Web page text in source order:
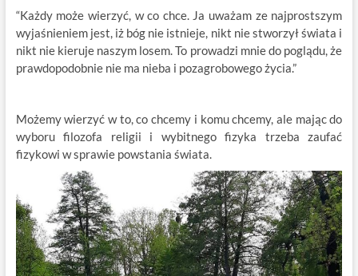
“Każdy może wierzyć, w co chce. Ja uważam ze najprostszym
wyjaśnieniem jest, iż bóg nie istnieje, nikt nie stworzył świata i
nikt nie kieruje naszym losem. To prowadzi mnie do poglądu, że
prawdopodobnie nie ma nieba i pozagrobowego życia.”
Możemy wierzyć w to, co chcemy i komu chcemy, ale mając do
wyboru filozofa religii i wybitnego fizyka trzeba zaufać
fizykowi w sprawie powstania świata.